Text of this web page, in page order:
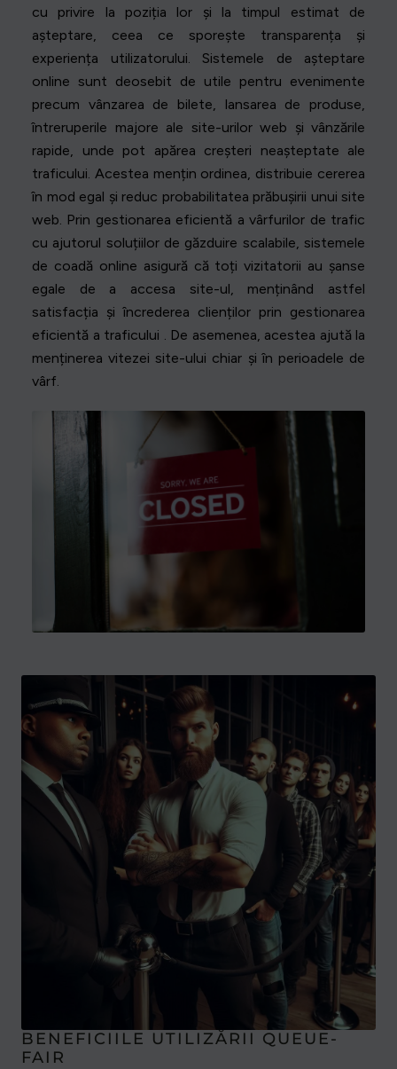
cu privire la poziția lor și la timpul estimat de
așteptare, ceea ce sporește transparența și
experiența utilizatorului. Sistemele de așteptare
online sunt deosebit de utile pentru evenimente
precum vânzarea de bilete, lansarea de produse,
întreruperile majore ale site-urilor web și vânzările
rapide, unde pot apărea creșteri neașteptate ale
traficului. Acestea mențin ordinea, distribuie cererea
în mod egal și reduc probabilitatea prăbușirii unui site
web. Prin gestionarea eficientă a vârfurilor de trafic
cu ajutorul soluțiilor de găzduire scalabile, sistemele
de coadă online asigură că toți vizitatorii au șanse
egale de a accesa site-ul, menținând astfel
satisfacția și încrederea clienților prin gestionarea
eficientă a traficului . De asemenea, acestea ajută la
menținerea vitezei site-ului chiar și în perioadele de
vârf.
BENEFICIILE UTILIZĂRII QUEUE-
FAIR